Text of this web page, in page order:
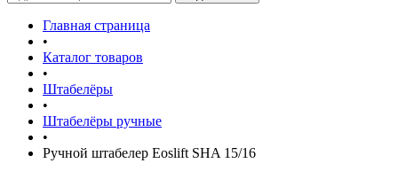
Главная страница
•
Каталог товаров
•
Штабелёры
•
Штабелёры ручные
•
Ручной штабелер Eoslift SHA 15/16